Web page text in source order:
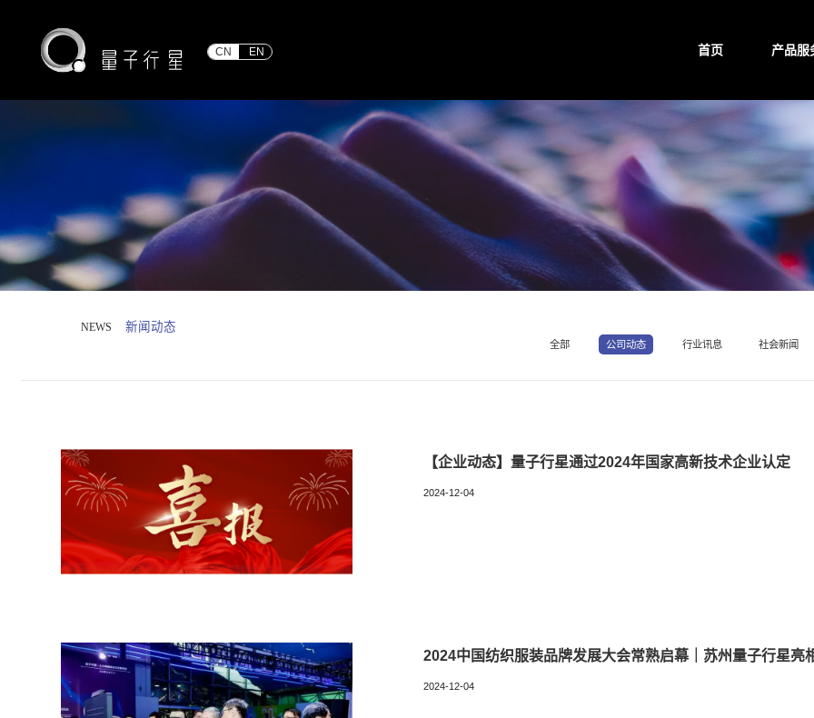
CN EN 首页 产品服
NEWS 新闻动态
全部 公司动态 行业讯息 社会新闻
【企业动态】量子行星通过2024年国家高新技术企业认定
2024-12-04
2024中国纺织服装品牌发展大会常熟启幕｜苏州量子行星亮
2024-12-04